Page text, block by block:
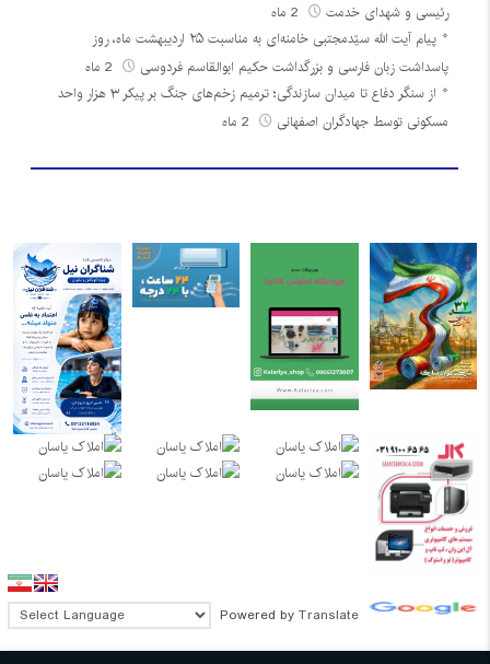
رئیسی و شهدای خدمت
پیام آیت الله سیّدمجتبی خامنه‌ای به مناسبت ۲۵ اردیبهشت ماه، روز
پاسداشت زبان فارسی و بزرگداشت حکیم ابوالقاسم فردوسی
از سنگر دفاع تا میدان سازندگی؛ ترمیم زخم‌های جنگ بر پیکر ۳ هزار واحد
مسکونی توسط جهادگران اصفهانی
Powered by Translate